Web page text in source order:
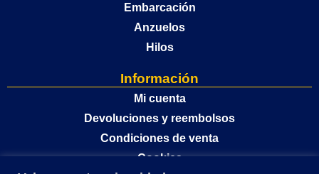
Embarcación
Anzuelos
Hilos
Información
Mi cuenta
Devoluciones y reembolsos
Condiciones de venta
Cookies